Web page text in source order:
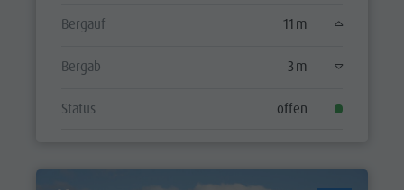
Bergauf 11 m
Bergab 3 m
Status offen